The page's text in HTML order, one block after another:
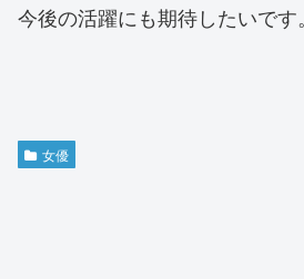
今後の活躍にも期待したいです。
女優